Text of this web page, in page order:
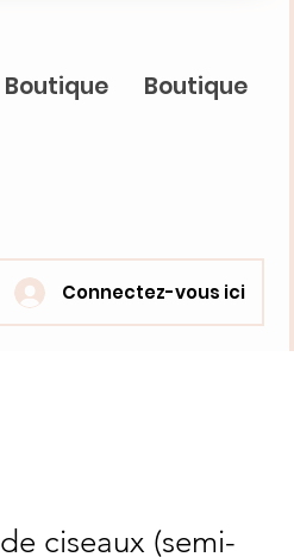
Boutique Boutique
Connectez-vous ici
ciseaux (semi-